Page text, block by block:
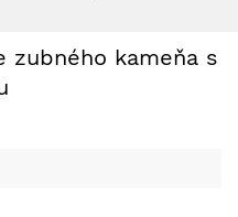
zubného kameňa s